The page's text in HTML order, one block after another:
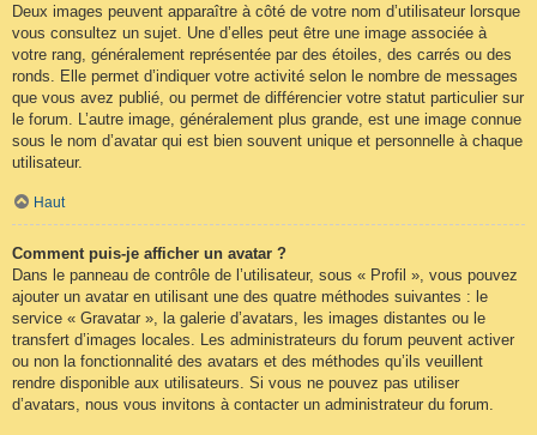
Deux images peuvent apparaître à côté de votre nom d’utilisateur lorsque
vous consultez un sujet. Une d’elles peut être une image associée à
votre rang, généralement représentée par des étoiles, des carrés ou des
ronds. Elle permet d’indiquer votre activité selon le nombre de messages
que vous avez publié, ou permet de différencier votre statut particulier sur
le forum. L’autre image, généralement plus grande, est une image connue
sous le nom d’avatar qui est bien souvent unique et personnelle à chaque
utilisateur.
Haut
Comment puis-je afficher un avatar ?
Dans le panneau de contrôle de l’utilisateur, sous « Profil », vous pouvez
ajouter un avatar en utilisant une des quatre méthodes suivantes : le
service « Gravatar », la galerie d’avatars, les images distantes ou le
transfert d’images locales. Les administrateurs du forum peuvent activer
ou non la fonctionnalité des avatars et des méthodes qu’ils veuillent
rendre disponible aux utilisateurs. Si vous ne pouvez pas utiliser
d’avatars, nous vous invitons à contacter un administrateur du forum.